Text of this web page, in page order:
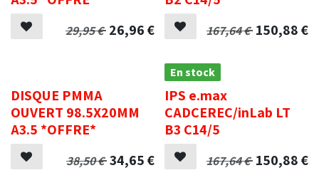
29,95€ 26,96€ 167,64€ 150,88€
DISQUE PMMA
OUVERT 98.5X20MM
A3.5 *OFFRE*
38,50€ 34,65€
En stock
IPS e.max
CADCEREC/inLab LT
B3 C14/5
167,64€ 150,88€